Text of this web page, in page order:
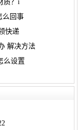
质？i
么回事
快递
解决方法
么设置